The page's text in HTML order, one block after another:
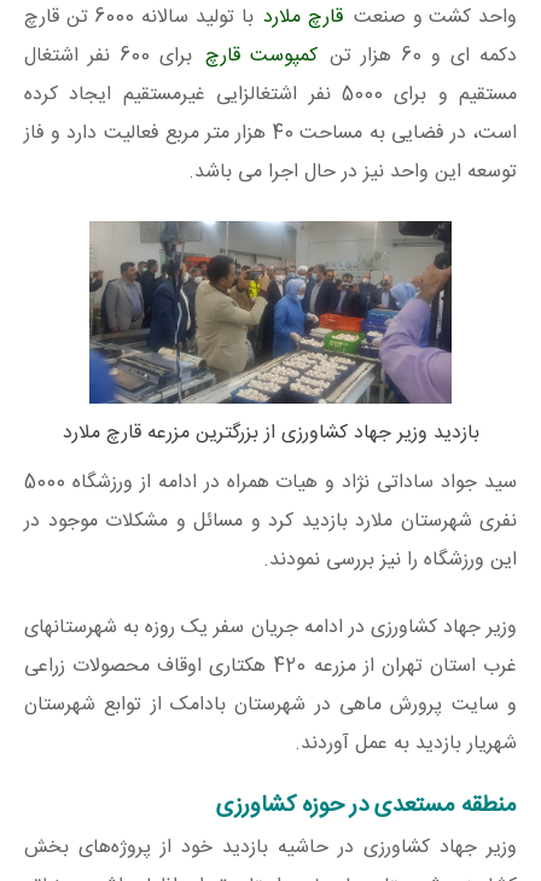
واحد کشت و صنعت قارچ ملارد
با تولید سالانه 6000 تن قارچ
دکمه ای و 60 هزار تن
کمپوست قارچ
برای 600 نفر اشتغال
مستقیم و برای 5000 نفر اشتغالزایی غیرمستقیم ایجاد کرده
است، در فضایی به مساحت 40 هزار متر مربع فعالیت دارد و فاز
توسعه این واحد نیز در حال اجرا می باشد.
بازدید وزیر جهاد کشاورزی از بزرگترین مزرعه قارچ ملارد
سید جواد ساداتی نژاد و هیات همراه در ادامه از ورزشگاه 5000
نفری شهرستان ملارد بازدید کرد و مسائل و مشکلات موجود در
این ورزشگاه را نیز بررسی نمودند.
وزیر جهاد کشاورزی در ادامه جریان سفر یک روزه به شهرستانهای
غرب استان تهران از مزرعه 420 هکتاری اوقاف محصولات زراعی
و سایت پرورش ماهی در شهرستان بادامک از توابع شهرستان
شهریار بازدید به عمل آوردند.
منطقه مستعدی در حوزه کشاورزی
وزیر جهاد کشاورزی در حاشیه بازدید خود از پروژه‌های بخش